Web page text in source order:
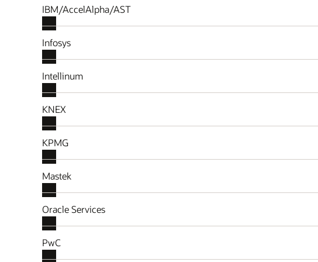
IBM/AccelAlpha/AST
Infosys
Intellinum
KNEX
KPMG
Mastek
Oracle Services
PwC